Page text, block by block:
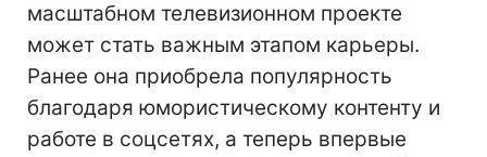
масштабном телевизионном проекте
может стать важным этапом карьеры.
Ранее она приобрела популярность
благодаря юмористическому контенту и
работе в соцсетях, а теперь впервые